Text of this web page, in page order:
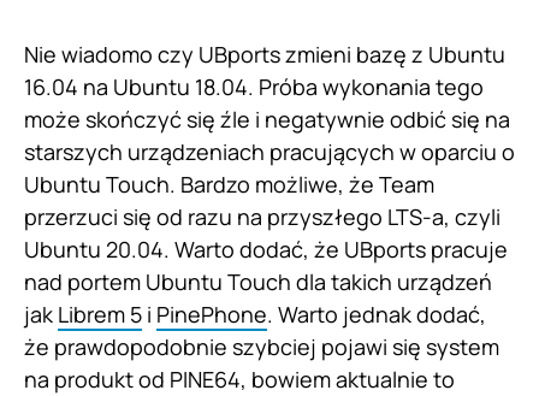
Nie wiadomo czy UBports zmieni bazę z Ubuntu
16.04 na Ubuntu 18.04. Próba wykonania tego
może skończyć się źle i negatywnie odbić się na
starszych urządzeniach pracujących w oparciu o
Ubuntu Touch. Bardzo możliwe, że Team
przerzuci się od razu na przyszłego LTS-a, czyli
Ubuntu 20.04. Warto dodać, że UBports pracuje
nad portem Ubuntu Touch dla takich urządzeń
jak Librem 5 i PinePhone. Warto jednak dodać,
że prawdopodobnie szybciej pojawi się system
na produkt od PINE64, bowiem aktualnie to